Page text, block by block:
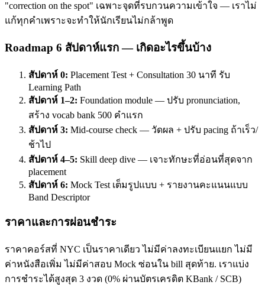
"correction on the spot" เฉพาะจุดที่รบกวนความเข้าใจ — เราไม่
แก้ทุกคำเพราะจะทำให้นักเรียนไม่กล้าพูด
Roadmap 6 สัปดาห์แรก — เกิดอะไรขึ้นบ้าง
สัปดาห์ 0: Placement Test + Consultation 30 นาที รับ
Learning Path
สัปดาห์ 1–2: Foundation module — ปรับ pronunciation,
สร้าง vocab bank 500 คำแรก
สัปดาห์ 3: Mid-course check — วัดผล + ปรับ pacing ถ้าเร็ว/
ช้าไป
สัปดาห์ 4–5: Skill deep dive — เจาะทักษะที่อ่อนที่สุดจาก
placement
สัปดาห์ 6: Mock Test เต็มรูปแบบ + รายงานคะแนนแบบ
Band Descriptor
ราคาและการผ่อนชำระ
ราคาคอร์สที่ NYC เป็นราคาเดียว ไม่มีค่าลงทะเบียนแยก ไม่มี
ค่าหนังสือเพิ่ม ไม่มีค่าสอบ Mock ซ่อนใน bill สุดท้าย. เราแบ่ง
การชำระได้สูงสุด 3 งวด (0% ผ่านบัตรเครดิต KBank / SCB)